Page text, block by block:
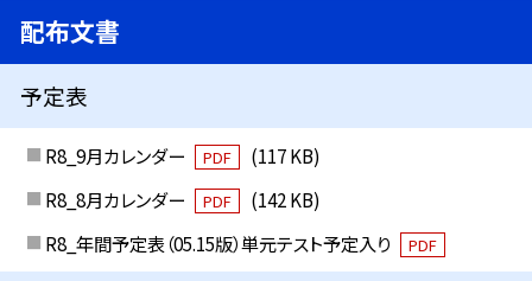
配布文書
予定表
R8_9月カレンダー PDF
(117 KB)
R8_8月カレンダー
PDF
(142 KB)
R8_年間予定表（05.15版）単元テスト予定入り
PDF